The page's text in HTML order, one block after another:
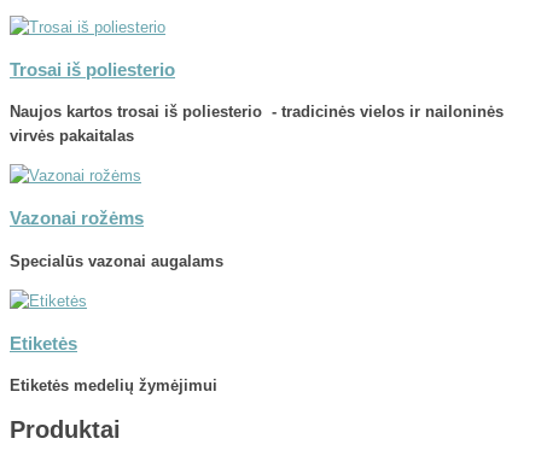
Trosai iš poliesterio
Naujos kartos trosai iš poliesterio - tradicinės vielos ir nailoninės
virvės pakaitalas
Vazonai rožėms
Specialūs vazonai augalams
Etiketės
Etiketės medelių žymėjimui
Produktai